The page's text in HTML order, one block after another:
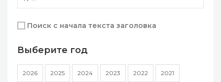
Поиск с начала текста заголовка
Выберите год
2026 2025 2024 2023 2022 2021